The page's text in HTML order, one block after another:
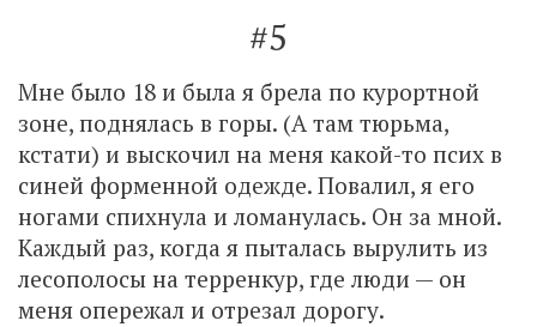
#5
Мне было 18 и была я брела по курортной
зоне, поднялась в горы. (А там тюрьма,
кстати) и выскочил на меня какой-то псих в
синей форменной одежде. Повалил, я его
ногами спихнула и ломанулась. Он за мной.
Каждый раз, когда я пыталась вырулить из
лесополосы на терренкур, где люди — он
меня опережал и отрезал дорогу.